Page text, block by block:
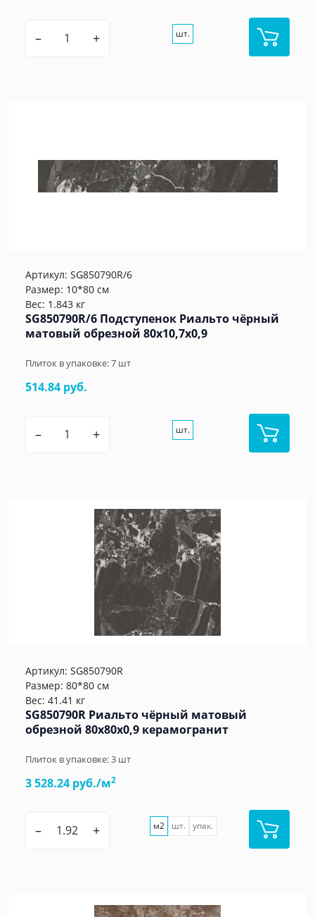
– + шт.
Артикул: SG850790R/6
Размер: 10*80 см
Вес: 1.843 кг
SG850790R/6 Подступенок Риальто чёрный
матовый обрезной 80x10,7x0,9
Плиток в упаковке:7 шт
514.84 руб.
– + шт.
Артикул: SG850790R
Размер: 80*80 см
Вес: 41.41 кг
SG850790R Риальто чёрный матовый
обрезной 80x80x0,9 керамогранит
Плиток в упаковке:3 шт
3 528.24 руб./м2
– + м2 шт. упак.